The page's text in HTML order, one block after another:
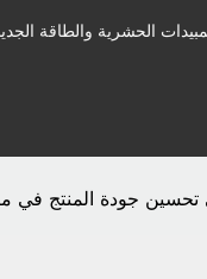
الحشرية والطاقة
جودة المنتج في